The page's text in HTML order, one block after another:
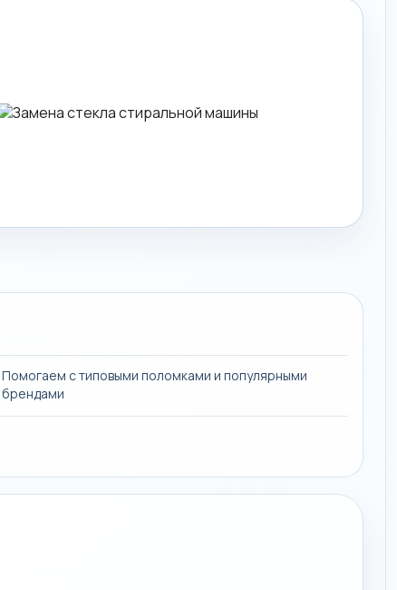
Помогаем с типовыми поломками и популярными
брендами